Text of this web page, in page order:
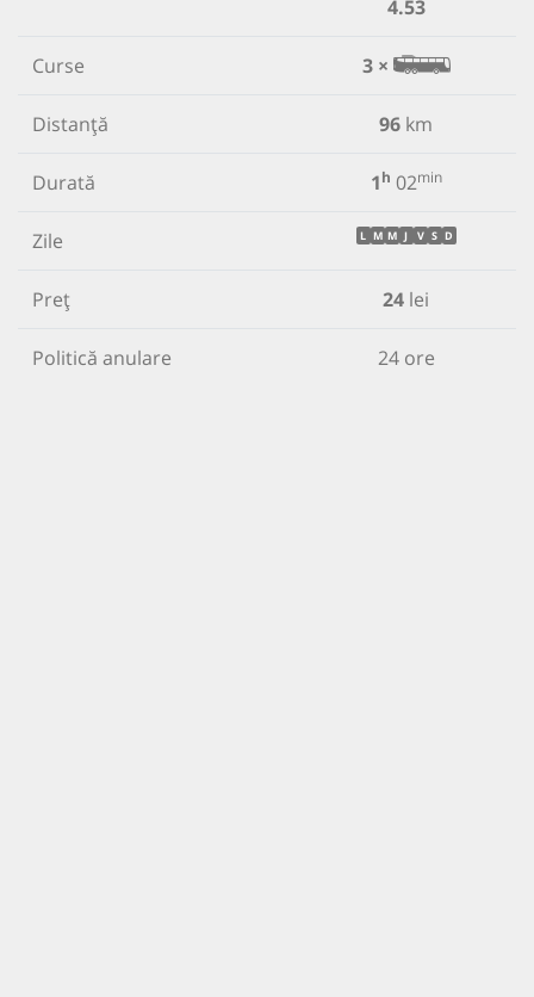
4.53
Curse 3 ×
Distanță 96 km
Durată 1h 02min
Zile L M M J V S D
Preț 24 lei
Politică anulare 24 ore